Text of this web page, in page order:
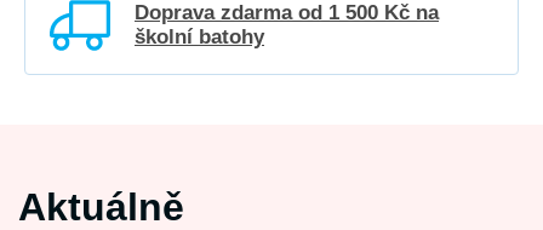
Doprava zdarma od 1 500 Kč na
školní batohy
Aktuálně